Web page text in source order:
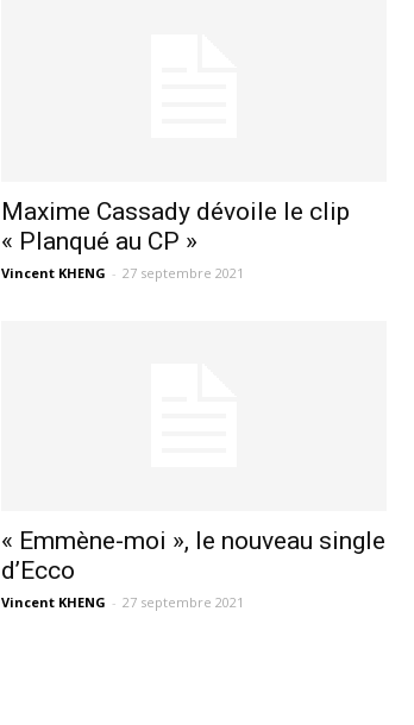
Maxime Cassady dévoile le clip
« Planqué au CP »
Vincent KHENG - 27 septembre 2021
« Emmène-moi », le nouveau single
d’Ecco
Vincent KHENG - 27 septembre 2021